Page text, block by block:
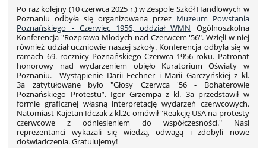
Po raz kolejny (10 czerwca 2025 r.) w Zespole Szkół Handlowych w
Poznaniu odbyła się organizowana przez Muzeum Powstania
Poznańskiego - Czerwiec 1956, oddział WMN Ogólnoszkolna
Konferencja "Rozprawa Młodych nad Czerwcem '56". Wzięli w niej
również udział uczniowie naszej szkoły. Konferencja odbyła się w
ramach 69. rocznicy Poznańskiego Czerwca 1956 roku. Patronat
honorowy nad wydarzeniem objęło Kuratorium Oświaty w
Poznaniu. Wystąpienie Darii Fechner i Marii Garczyńskiej z kl.
3a zatytułowane było "Głosy Czerwca '56 - Bohaterowie
Poznańskiego Protestu”. Igor Grzempa z kl. 3a przedstawił w
formie graficznej własną interpretację wydarzeń czerwcowych.
Natomiast Kajetan Idczak z kl.2c omówił "Reakcję USA na protesty
czerwcowe z odniesieniem do współczesności." Nasi
reprezentanci wykazali się wiedzą, odwagą i zdobyli nowe
doświadczenia. Gratulujemy!